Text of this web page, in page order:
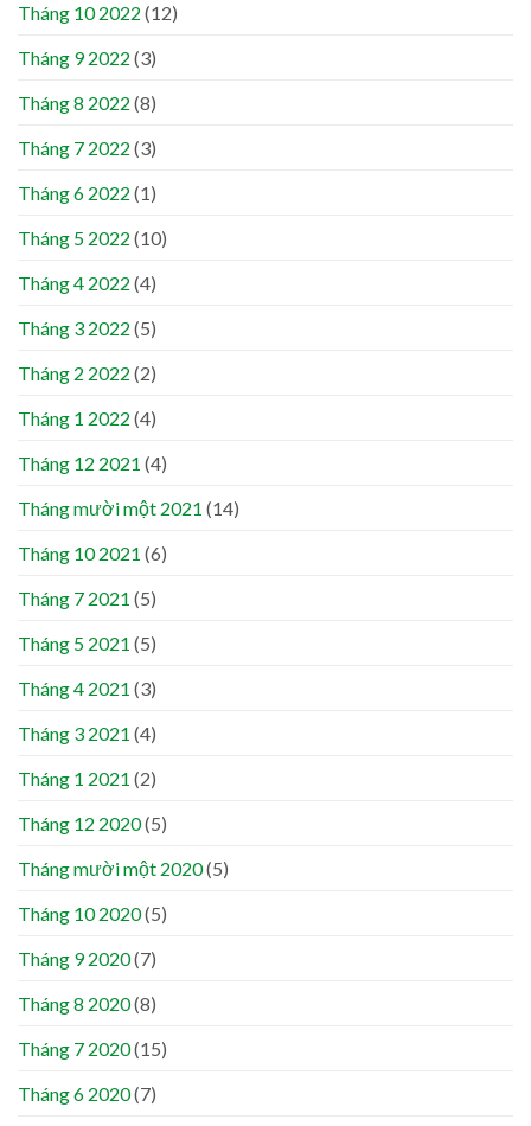
Tháng 10 2022 (12)
Tháng 9 2022 (3)
Tháng 8 2022 (8)
Tháng 7 2022 (3)
Tháng 6 2022 (1)
Tháng 5 2022 (10)
Tháng 4 2022 (4)
Tháng 3 2022 (5)
Tháng 2 2022 (2)
Tháng 1 2022 (4)
Tháng 12 2021 (4)
Tháng mười một 2021 (14)
Tháng 10 2021 (6)
Tháng 7 2021 (5)
Tháng 5 2021 (5)
Tháng 4 2021 (3)
Tháng 3 2021 (4)
Tháng 1 2021 (2)
Tháng 12 2020(5)
Tháng mười một 2020(5)
Tháng 10 2020(5)
Tháng 9 2020(7)
Tháng 8 2020(8)
Tháng 7 2020(15)
Tháng 6 2020(7)